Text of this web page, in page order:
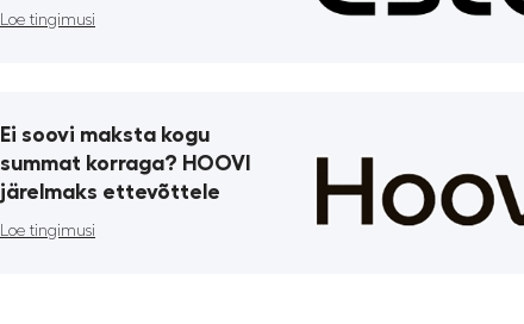
Loe tingimusi
Ei soovi maksta kogu
summat korraga? HOOVI
järelmaks ettevõttele
Loe tingimusi